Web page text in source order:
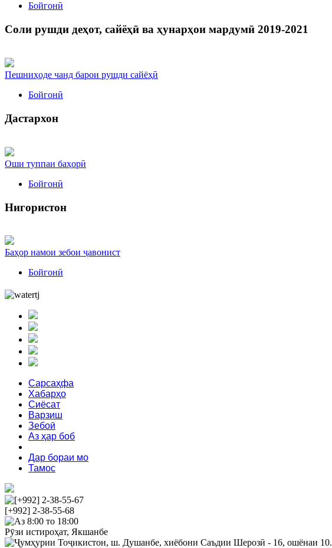
Бойгонӣ
Соли рушди деҳот, сайёҳӣ ва ҳунарҳои мардумӣ 2019-2021
Пешниҳоде чанд барои рушди сайёҳӣ
Бойгонӣ
Дастархон
Оши туппаи баҳорӣ
Бойгонӣ
Нигористон
Баҳор намои зебои ҷавонист
Бойгонӣ
Сарсаҳфа
Хабарҳо
Сиёсат
Варзиш
Зебоӣ
Аз ҳар боб
Дар бораи мо
Тамос
[+992] 2-38-55-67
[+992] 2-38-55-68
Аз 8:00 то 18:00
Рӯзи истироҳат, Якшанбе
Ҷумҳурии Тоҷикистон, ш. Душанбе, хиёбони Саъдии Шерозӣ - 16, ошёнаи 10.